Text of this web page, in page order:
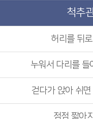
척추
허리를 뒤
누워서 다리를 들
걷다가 앉아 쉬
점점 짧아